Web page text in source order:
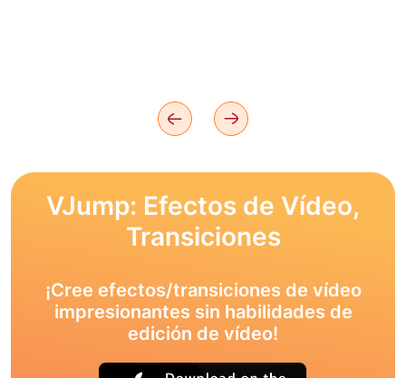
VJump: Efectos de Vídeo,
Transiciones
¡Cree efectos/transiciones de vídeo
impresionantes sin habilidades de
edición de vídeo!